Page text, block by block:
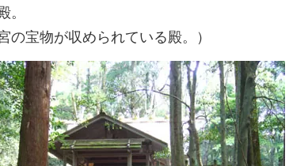
。
の宝物が収められている殿。）